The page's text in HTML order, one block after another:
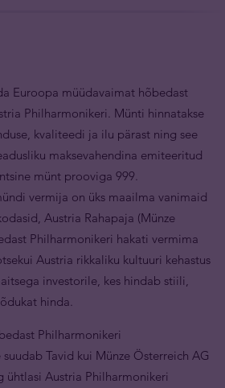
Euroopa müüdavaimat hõbedast
Philharmonikeri. Münti hinnatakse
kvaliteedi ja ilu pärast ning see
maksevahendina emiteeritud
münt prooviga 999.
vermija on üks maailma vanimaid
Austria Rahapaja (Münze
Philharmonikeri hakati vermima
Austria rikkaliku kultuuri kehastus
investorile, kes hindab stiili,
hinda.
Philharmonikeri
Tavid kui Münze Österreich AG
ühtlasi Austria Philharmonikeri